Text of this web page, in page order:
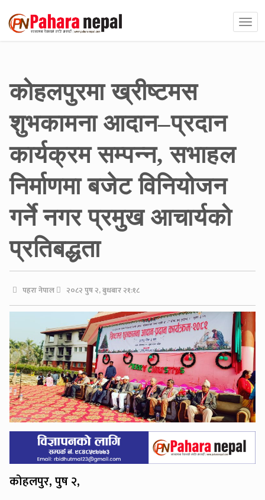
कोहलपुरमा ख्रीष्टमस
शुभकामना आदान–प्रदान
कार्यक्रम सम्पन्न, सभाहल
निर्माणमा बजेट विनियोजन
गर्ने नगर प्रमुख आचार्यको
प्रतिबद्धता
पहरा नेपाल २०८२ पुष २, बुधबार २१:१८
कोहलपुर, पुष २,